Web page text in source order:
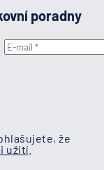
poradny
že
užití